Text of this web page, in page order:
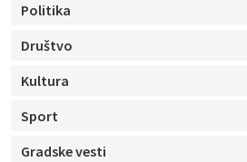
Politika
Društvo
Kultura
Sport
Gradske vesti